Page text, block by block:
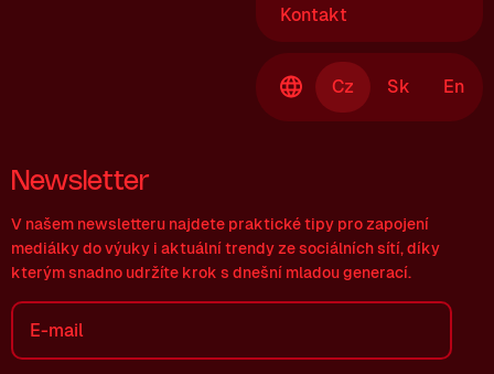
Kontakt
Cz Sk En
Newsletter
V našem newsletteru najdete praktické tipy pro zapojení
mediálky do výuky i aktuální trendy ze sociálních sítí, díky
kterým snadno udržíte krok s dnešní mladou generací.